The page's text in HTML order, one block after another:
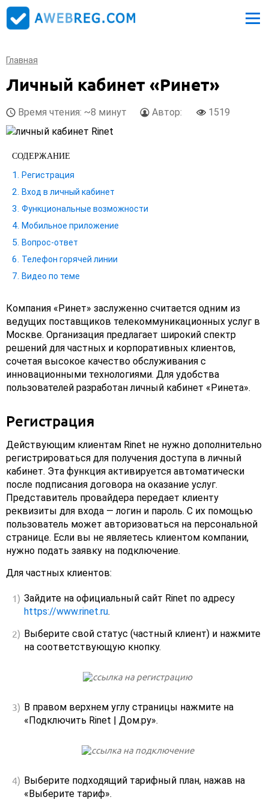
Главная
Личный кабинет «Ринет»
Время чтения: ~8 минут Автор: 1519
СОДЕРЖАНИЕ
Регистрация
Вход в личный кабинет
Функциональные возможности
Мобильное приложение
Вопрос-ответ
Телефон горячей линии
Видео по теме
Компания «Ринет» заслуженно считается одним из
ведущих поставщиков телекоммуникационных услуг в
Москве. Организация предлагает широкий спектр
решений для частных и корпоративных клиентов,
сочетая высокое качество обслуживания с
инновационными технологиями. Для удобства
пользователей разработан личный кабинет «Ринета».
Регистрация
Действующим клиентам Rinet не нужно дополнительно
регистрироваться для получения доступа в личный
кабинет. Эта функция активируется автоматически
после подписания договора на оказание услуг.
Представитель провайдера передает клиенту
реквизиты для входа — логин и пароль. С их помощью
пользователь может авторизоваться на персональной
странице. Если вы не являетесь клиентом компании,
нужно подать заявку на подключение.
Для частных клиентов:
Зайдите на официальный сайт Rinet по адресу
https://www.rinet.ru.
Выберите свой статус (частный клиент) и нажмите
на соответствующую кнопку.
В правом верхнем углу страницы нажмите на
«Подключить Rinet | Дом.ру».
Выберите подходящий тарифный план, нажав на
«Выберите тариф».